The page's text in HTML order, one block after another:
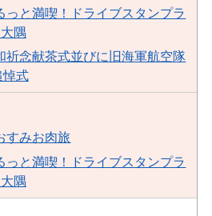
っと満喫！ドライブスタンプラ
隅
祈念献茶式並びに旧海軍航空隊
悼式
すみお肉旅
っと満喫！ドライブスタンプラ
隅